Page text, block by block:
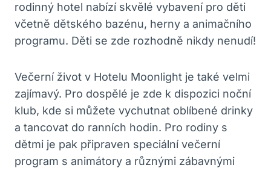
rodinný hotel nabízí skvělé vybavení pro děti
včetně dětského bazénu, herny a animačního
programu. Děti se zde rozhodně nikdy nenudí!
Večerní život v Hotelu Moonlight je také velmi
zajímavý. Pro dospělé je zde k dispozici noční
klub, kde si můžete vychutnat oblíbené drinky
a tancovat do ranních hodin. Pro rodiny s
dětmi je pak připraven speciální večerní
program s animátory a různými zábavnými